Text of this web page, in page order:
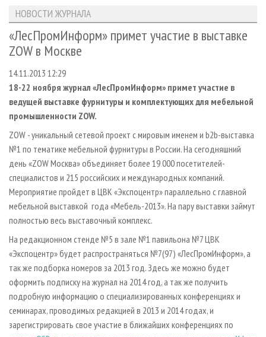
ЛЕСОЗАГОТОВКА
ЛЕСОПИЛЕНИЕ
СУШКА ДРЕВЕСИНЫ
ПРОИЗВОДСТВО ДРЕВЕСНЫХ ПЛИТ
ПРОИЗВОДСТВО МЕБЕЛИ
БИОЭНЕРГЕТИКА
ЦБП
ИНСТРУМЕНТ И МАТЕРИАЛЫ
НОВОСТИ ЛПК
НОВОСТИ ЖУРНАЛА
ПРОЕКТЫ ЛПИ
АНАЛИТИКА
ПРЕДПРИЯТИЯ ЛПК
ПЕРСОНЫ
МОБИЛЬНЫЕ ВЫСТАВКИ
ПРИОРИТЕТНЫЕ ИНВЕСТПРОЕКТЫ
RUSSIAN FORESTRY REVIEW
ГАЗЕТА ЛЕСПРОМФОРУМ
БИБЛИОТЕКА СПЕЦИАЛИСТА
АРХИВ
АРХИВ ЖУРНАЛОВ
О ЖУРНАЛЕ
ПОДПИСКА
КОНТАКТЫ
РЕКЛАМОДАТЕЛЯМ
РЕКЛАМА
РЕКЛАМА НА САЙТЕ
НОВОСТИ ЖУРНАЛА
«ЛесПромИнформ» примет участие в выставке
ZOW в Москве
14.11.2013 12:29
18-22 ноября журнал «ЛесПромИнформ» примет участие в
ведущей выставке фурнитуры и комплектующих для мебельной
промышленности ZOW.
ZOW - уникальный сетевой проект с мировым именем и b2b-выставка
№1 по тематике мебельной фурнитуры в России. На сегодняшний
день «ZOW Москва» объединяет более 19 000 посетителей-
специалистов и 215 российских и международных компаний.
Мероприятие пройдет в ЦВК «Экспоцентр» параллельно с главной
мебельной выставкой года «Мебель-2013». На пару выставки займут
полностью весь выставочный комплекс.
На редакционном стенде №5 в зале №1 павильона №7 ЦВК
«Экспоцентр» будет распространяться №7(97) «ЛесПромИнформ», а
так же подборка номеров за 2013 год. Здесь же можно будет
оформить подписку на журнал на 2014 год, а так же получить
подробную информацию о специализированных конференциях и
семинарах, проводимых редакцией в 2013 и 2014 годах, и
зарегистрировать свое участие в ближайших конференциях по